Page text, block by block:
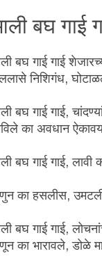
बघ गाई
बघ गाई गाई
निशिगंध,
बघ गाई गाई,
का अवधान
बघ गाई गाई, लावी
का हसलीस,
बघ गाई गाई,
का भारावले, डोळे